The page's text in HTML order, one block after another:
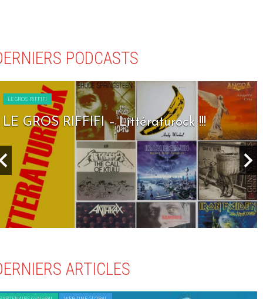
PODCASTS
LE GROS RIFFIFI
LE GROS RIFFIFI – Littératurock !!!
ARTICLES